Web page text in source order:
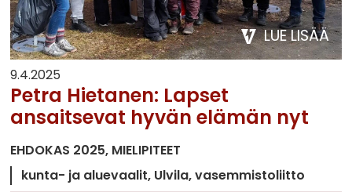
LUE LISÄÄ
9.4.2025
Petra Hietanen: Lapset
ansaitsevat hyvän elämän nyt
EHDOKAS 2025 MIELIPITEET
kunta- ja aluevaalit Ulvila vasemmistoliitto